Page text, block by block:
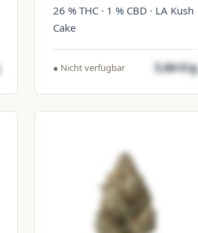
26 % THC · 1 % CBD · LA Kush
Cake
● Nicht verfügbar 5,84 €/g